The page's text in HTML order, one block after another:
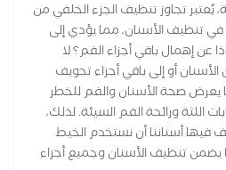
يُعتبر تجاوز تنظيف الجزء الخلفي من
في تنظيف الأسنان، مما يؤدي إلى
عن إهمال باقي أجزاء الفم؟ لا
أو إلى باقي أجزاء تجويف
يعرض صحة الأسنان والفم للخطر
اللثة ورائحة الفم السيئة. لذلك،
أسناننا أن نستخدم الخيط
تنظيف الأسنان وجميع أجزاء